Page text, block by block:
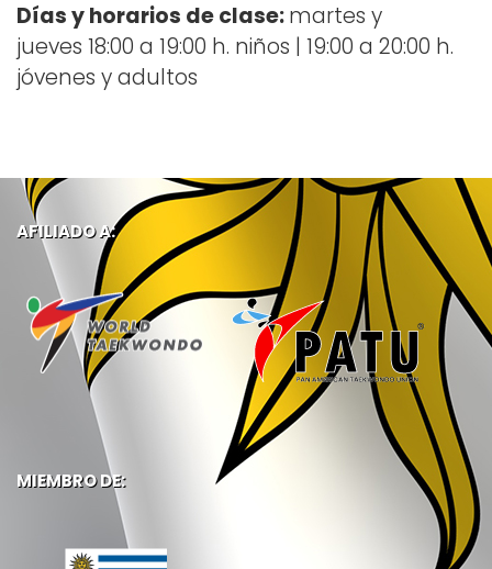
Días y horarios de clase:martes y
jueves 18:00 a 19:00 h. niños | 19:00 a 20:00 h.
jóvenes y adultos
AFILIADO A:
MIEMBRO DE: